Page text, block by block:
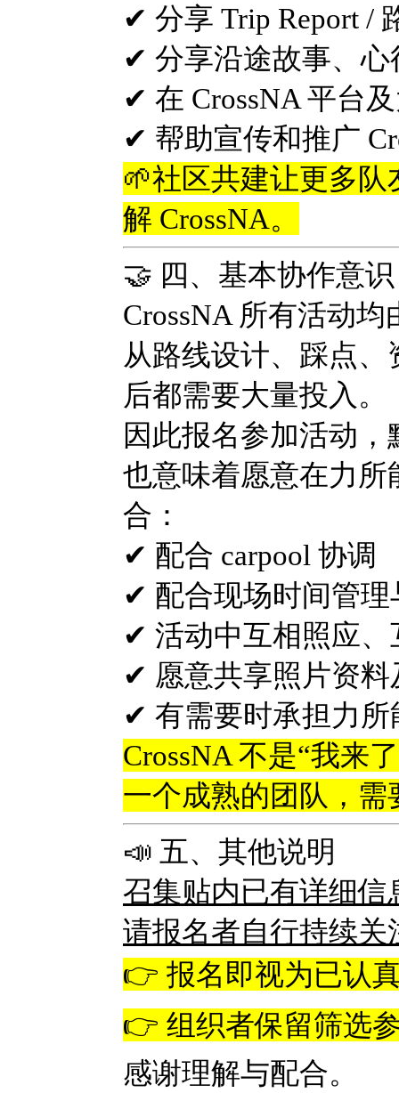
✔ 分享 Trip Report /
✔ 分享沿途故事、心
✔ 在 CrossNA 平台
✔ 帮助宣传和推广
🌱社区共建让更多
解 CrossNA。
🤝 四、基本协作意识
CrossNA 所有活动
从路线设计、踩点
后都需要大量投入。
因此报名参加活动
也意味着愿意在力
合：
✔ 配合 carpool 协调
✔ 配合现场时间管理
✔ 活动中互相照应、
✔ 愿意共享照片资料
✔ 有需要时承担力
CrossNA 不是“我来
一个成熟的团队，
📣 五、其他说明
召集贴内已有详细信
请报名者自行持续关
👉 报名即视为已认
👉 组织者保留筛选
感谢理解与配合。